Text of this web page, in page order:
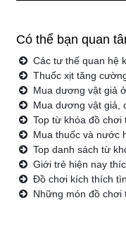
Có thể bạn quan
Các tư thế quan hệ
Thuốc xịt tăng
Mua dương vật giả
Mua dương vật giả,
Top từ khóa đồ
Mua thuốc và nước
Top danh sách từ
Giới trẻ hiện nay
Đồ chơi kích thích
Những món đồ chơi